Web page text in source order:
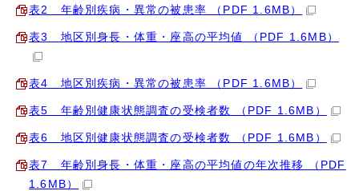
表2 年齢別疾病・異常の被患率 （PDF 1.6MB）
表3 地区別身長・体重・座高の平均値 （PDF 1.6MB）
表4 地区別疾病・異常の被患率 （PDF 1.6MB）
表5 年齢別健康状態調査の受検者数 （PDF 1.6MB）
表6 地区別健康状態調査の受検者数 （PDF 1.6MB）
表7 年齢別身長・体重・座高の平均値の年次推移 （PDF
1.6MB）